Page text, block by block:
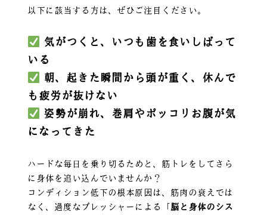
以下に該当する方は、ぜひご注目ください。
気がつくと、いつも歯を食いしばって
いる
朝、起きた瞬間から頭が重く、休んで
も疲労が抜けない
姿勢が崩れ、巻肩やポッコリお腹が気
になってきた
ハードな毎日を乗り切るためと、筋トレをしてさら
に身体を追い込んでいませんか？
コンディション低下の根本原因は、筋肉の衰えでは
なく、過度なプレッシャーによる「脳と身体のシス